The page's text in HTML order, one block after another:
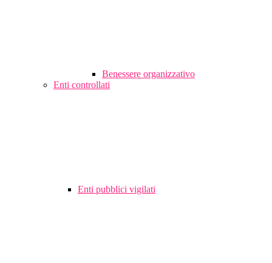
Benessere organizzativo
Enti controllati
Enti pubblici vigilati